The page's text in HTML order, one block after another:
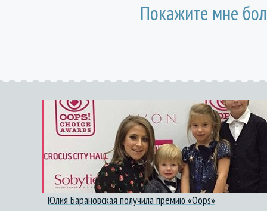
Покажите мне
Юлия Барановская получила премию «Oops»